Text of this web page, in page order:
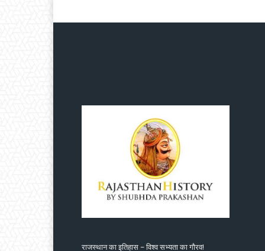
राजस्थान का इतिहास – विश्व सभ्यता का गौरव!